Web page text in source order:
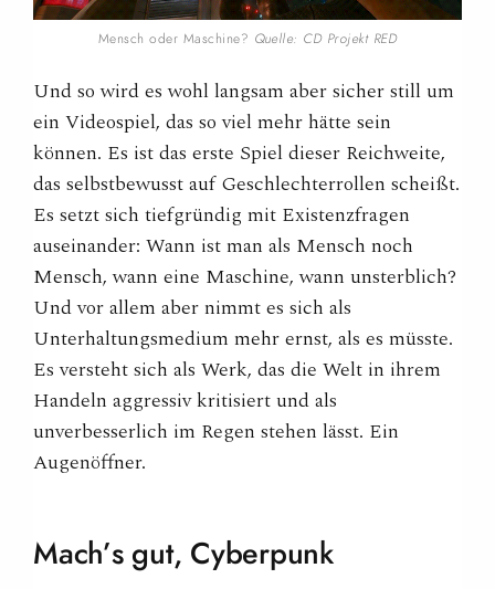
Mensch oder Maschine? Quelle: CD Projekt RED
Und so wird es wohl langsam aber sicher still um
ein Videospiel, das so viel mehr hätte sein
können. Es ist das erste Spiel dieser Reichweite,
das selbstbewusst auf Geschlechterrollen scheißt.
Es setzt sich tiefgründig mit Existenzfragen
auseinander: Wann ist man als Mensch noch
Mensch, wann eine Maschine, wann unsterblich?
Und vor allem aber nimmt es sich als
Unterhaltungsmedium mehr ernst, als es müsste.
Es versteht sich als Werk, das die Welt in ihrem
Handeln aggressiv kritisiert und als
unverbesserlich im Regen stehen lässt. Ein
Augenöffner.
Mach’s gut, Cyberpunk